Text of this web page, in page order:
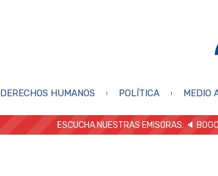
DERECHOS HUMANOS POLÍTICA MEDIO
ESCUCHA NUESTRAS EMISORAS: 🔈